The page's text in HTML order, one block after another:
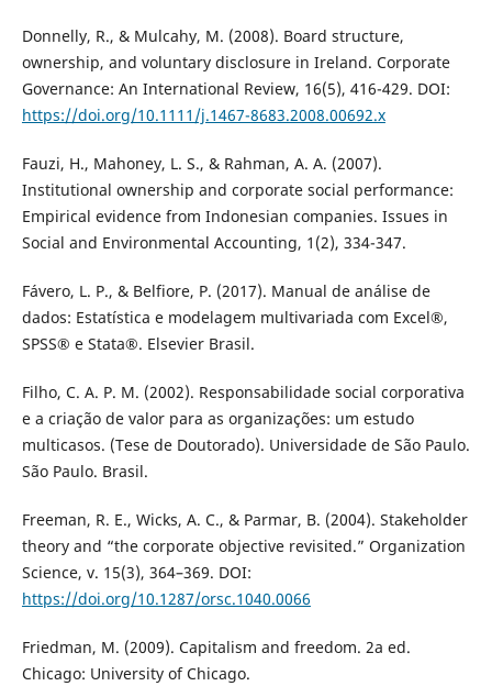
Donnelly, R., & Mulcahy, M. (2008). Board structure,
ownership, and voluntary disclosure in Ireland. Corporate
Governance: An International Review, 16(5), 416-429. DOI:
https://doi.org/10.1111/j.1467-8683.2008.00692.x
Fauzi, H., Mahoney, L. S., & Rahman, A. A. (2007).
Institutional ownership and corporate social performance:
Empirical evidence from Indonesian companies. Issues in
Social and Environmental Accounting, 1(2), 334-347.
Fávero, L. P., & Belfiore, P. (2017). Manual de análise de
dados: Estatística e modelagem multivariada com Excel®,
SPSS® e Stata®. Elsevier Brasil.
Filho, C. A. P. M. (2002). Responsabilidade social corporativa
e a criação de valor para as organizações: um estudo
multicasos. (Tese de Doutorado). Universidade de São Paulo.
São Paulo. Brasil.
Freeman, R. E., Wicks, A. C., & Parmar, B. (2004). Stakeholder
theory and “the corporate objective revisited.” Organization
Science, v. 15(3), 364–369. DOI:
https://doi.org/10.1287/orsc.1040.0066
Friedman, M. (2009). Capitalism and freedom. 2a ed.
Chicago: University of Chicago.